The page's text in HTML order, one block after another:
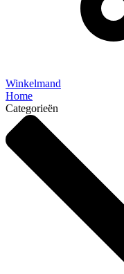
Winkelmand
Home
Categorieën